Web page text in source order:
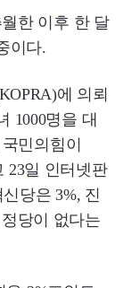
한 이후 한 달
이다.
에 의뢰
1000명을 대
민의힘이
23일 인터넷판
당은 3%, 진
당이 없다는